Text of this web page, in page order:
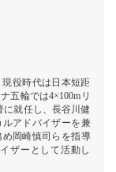
役時代は日本短距
五輪では4×100mリ
に就任し、長谷川健
アドバイザーを兼
岡崎慎司らを指導
ザーとして活動し